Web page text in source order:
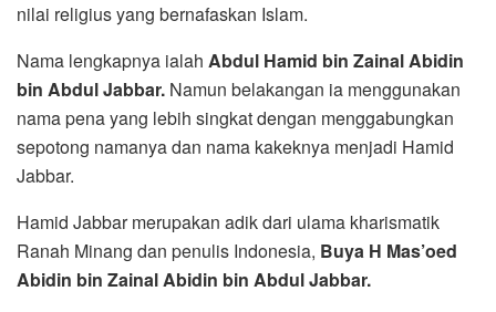
nilai religius yang bernafaskan Islam.
Nama lengkapnya ialah Abdul Hamid bin Zainal Abidin
bin Abdul Jabbar. Namun belakangan ia menggunakan
nama pena yang lebih singkat dengan menggabungkan
sepotong namanya dan nama kakeknya menjadi Hamid
Jabbar.
Hamid Jabbar merupakan adik dari ulama kharismatik
Ranah Minang dan penulis Indonesia, Buya H Mas’oed
Abidin bin Zainal Abidin bin Abdul Jabbar.